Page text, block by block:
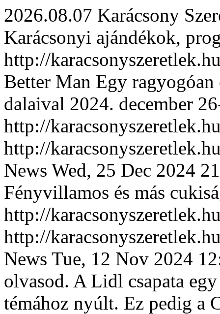
2026.08.07 Karácsony
Karácsonyi ajándékok,
http://
Better Man Egy
dalaival 2024. december
http://
http://
News Wed, 25 Dec 2024
Fényvillamos és más
http://
http://
News Tue, 12 Nov 2024
olvasod. A Lidl csapata
témához nyúlt. Ez pedig a